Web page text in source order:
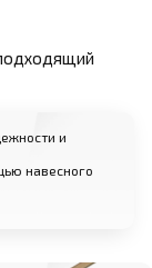
и
навесного